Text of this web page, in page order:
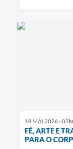
18 MAI 2026 -
FÉ, ARTE E
PARA O